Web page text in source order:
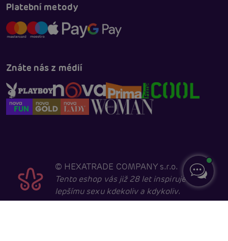
Platební metody
Znáte nás z médií
© HEXATRADE COMPANY s.r.o.
Tento eshop vás již 28 let inspiruje k
lepšímu sexu kdekoliv a kdykoliv.